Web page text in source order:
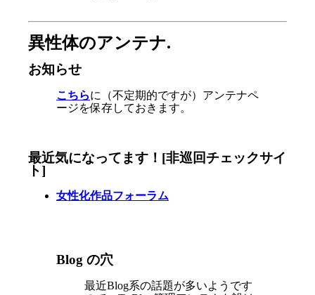
異性体のアンテナ.
お知らせ
こちらに（不定期的ですが）アンテナペ
ージを保存しておきます。
最近気になってます！ [非巡回チェックサイ
ト]
女性化作品フォーラム
Blog の穴
最近Blog系の話題が多いようです